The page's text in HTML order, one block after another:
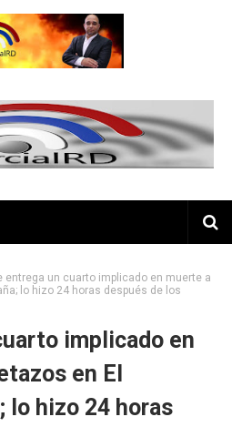
entrega un cuarto implicado en muerte a
lo hizo 24 horas después de los
implicado en
en El
lo hizo 24 horas